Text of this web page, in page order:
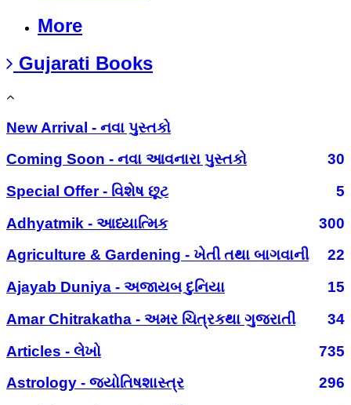
More
Gujarati Books
New Arrival - નવા પુસ્તકો
Coming Soon - નવા આવનારા પુસ્તકો
30
Special Offer - વિશેષ છૂટ
5
Adhyatmik - આધ્યાત્મિક
300
Agriculture & Gardening - ખેતી તથા બાગવાની
22
Ajayab Duniya - અજાયબ દુનિયા
15
Amar Chitrakatha - અમર ચિત્રકથા ગુજરાતી
34
Articles - લેખો
735
Astrology - જ્યોતિષશાસ્ત્ર
296